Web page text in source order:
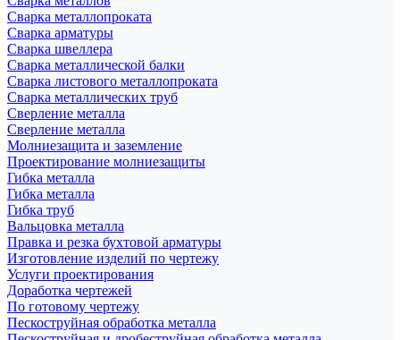
Сварка металлопроката
Сварка арматуры
Сварка швеллера
Сварка металлической балки
Сварка листового металлопроката
Сварка металлических труб
Сверление металла
Сверление металла
Молниезащита и заземление
Проектирование молниезащиты
Гибка металла
Гибка металла
Гибка труб
Вальцовка металла
Правка и резка бухтовой арматуры
Изготовление изделий по чертежу
Услуги проектирования
Доработка чертежей
По готовому чертежу
Пескоструйная обработка металла